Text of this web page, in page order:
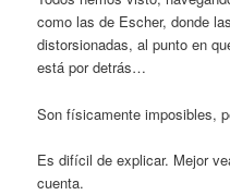
como las de Escher, donde
distorsionadas, al punto en
está por detrás…
Son físicamente imposibles,
Es difícil de explicar. Mejor
cuenta.